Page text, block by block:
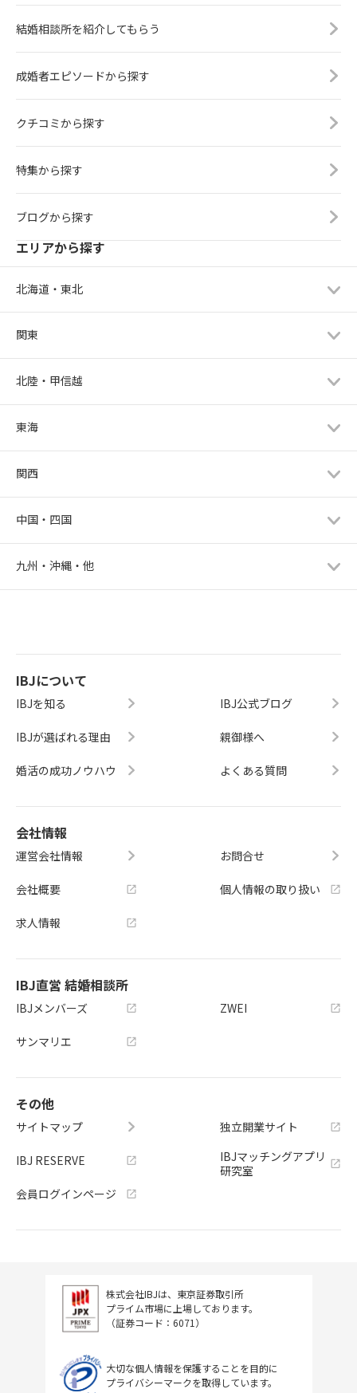
結婚相談所を紹介してもらう
成婚者エピソードから探す
クチコミから探す
特集から探す
ブログから探す
エリアから探す
北海道・東北
関東
北陸・甲信越
東海
関西
中国・四国
九州・沖縄・他
IBJについて
IBJを知る
IBJが選ばれる理由
婚活の成功ノウハウ
IBJ公式ブログ
親御様へ
よくある質問
会社情報
運営会社情報
会社概要
求人情報
お問合せ
個人情報の取り扱い
IBJ直営 結婚相談所
IBJメンバーズ
サンマリエ
ZWEI
その他
サイトマップ
IBJ RESERVE
会員ログインページ
独立開業サイト
IBJマッチングアプリ
研究室
株式会社IBJは、東京証券取引所
プライム市場に上場しております。
（証券コード：6071）
大切な個人情報を保護することを目的に
プライバシーマークを取得しています。